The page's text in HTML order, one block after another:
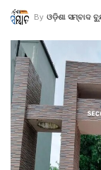
By ଓଡ଼ିଶା ସମ୍ବାଦ